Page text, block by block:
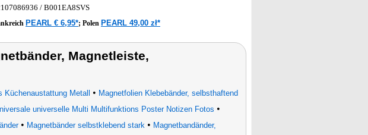
/ B001EA8SVS
PEARL € 6,95*; Polen PEARL 49,00 zł*
Magnetleiste,
Küchenaustattung Metall • Magnetfolien Klebebänder, selbsthaftend
universelle Multi Multifunktions Poster Notizen Fotos •
• Magnetbänder selbstklebend stark • Magnetbandänder,